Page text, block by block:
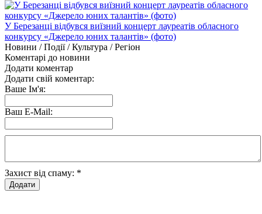
У Березанці відбувся виїзний концерт лауреатів обласного
конкурсу «Джерело юних талантів» (фото)
Новини / Події / Культура / Регіон
Коментарі до новини
Додати коментар
Додати свій коментар:
Ваше Ім'я:
Ваш E-Mail:
Захист від спаму: *